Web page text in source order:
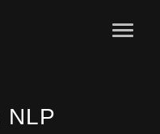
NLP